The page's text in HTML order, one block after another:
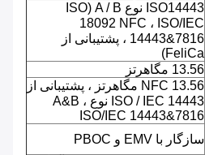
ISO14443 نوع A / B (ISO
18092 NFC ، ISO/IEC
14443&7816 ، پشتیبانی از
FeliCa)
13.56 مگاهرتز
NFC 13.56 مگاهرتز ، پشتیبانی از
ISO / IEC 14443 نوع A&B ،
ISO/IEC 14443&7816
سازگار با EMV و PBOC